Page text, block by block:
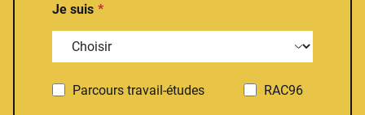
Je suis
Parcours travail-études RAC96